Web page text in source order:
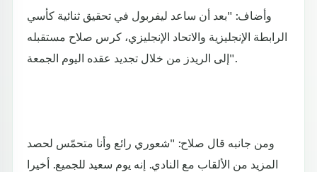
وأضاف: "بعد أن ساعد ليفربول في تحقيق ثنائية كأسي
الرابطة الإنجليزية والاتحاد الإنجليزي، كرس صلاح مستقبله
إلى الريدز من خلال تجديد عقده اليوم الجمعة".
ومن جانبه قال صلاح: "شعوري رائع وأنا متحمّس لحصد
المزيد من الألقاب مع النادي. إنه يوم سعيد للجميع. أخيرا